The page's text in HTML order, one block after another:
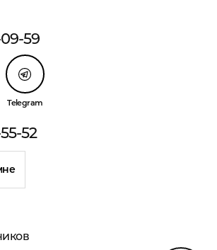
59
Telegram
52